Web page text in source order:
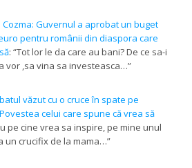
Cozma: Guvernul a aprobat un buget
pentru românii din diaspora care
: “Tot lor le da care au bani? De ce sa-i
vor ,sa vina sa investeasca…”
văzut cu o cruce în spate pe
celui care spune că vrea să
pe cine vrea sa inspire, pe mine unul
un crucifix de la mama…”